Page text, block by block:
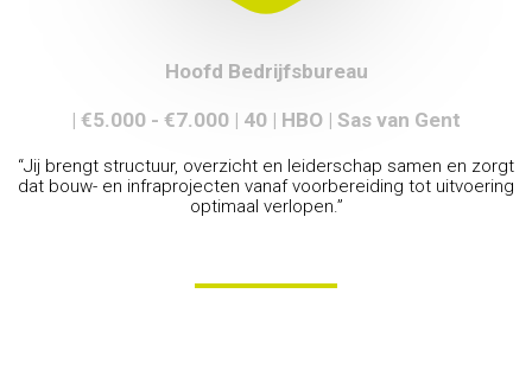
Hoofd Bedrijfsbureau
| €5.000 - €7.000 | 40 | HBO | Sas van Gent
“Jij brengt structuur, overzicht en leiderschap samen en zorgt
dat bouw- en infraprojecten vanaf voorbereiding tot uitvoering
optimaal verlopen.”